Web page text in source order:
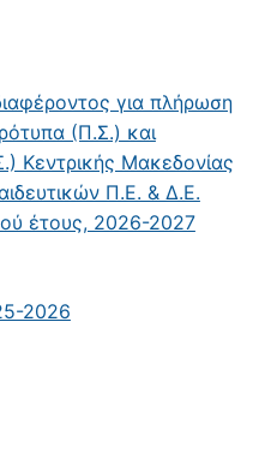
για πλήρωση
(Π.Σ.) και
Κεντρικής Μακεδονίας
Π.Ε. & Δ.Ε.
έτους, 2026-2027
2026